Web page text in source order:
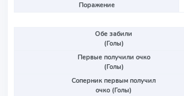
Поражение
Обе забили
(Голы)
Первые получили очко
(Голы)
Соперник первым получил
очко (Голы)